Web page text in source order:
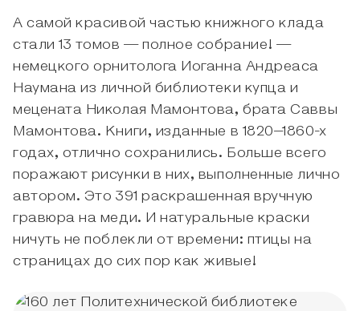
А самой красивой частью книжного клада
стали 13 томов — полное собрание! —
немецкого орнитолога Иоганна Андреаса
Наумана из личной библиотеки купца и
мецената Николая Мамонтова, брата Саввы
Мамонтова. Книги, изданные в 1820–1860-х
годах, отлично сохранились. Больше всего
поражают рисунки в них, выполненные лично
автором. Это 391 раскрашенная вручную
гравюра на меди. И натуральные краски
ничуть не поблекли от времени: птицы на
страницах до сих пор как живые!